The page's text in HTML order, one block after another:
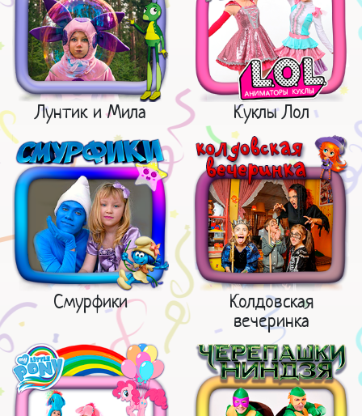
Лунтик и Мила Куклы Лол
Смурфики
Колдовская
вечеринка